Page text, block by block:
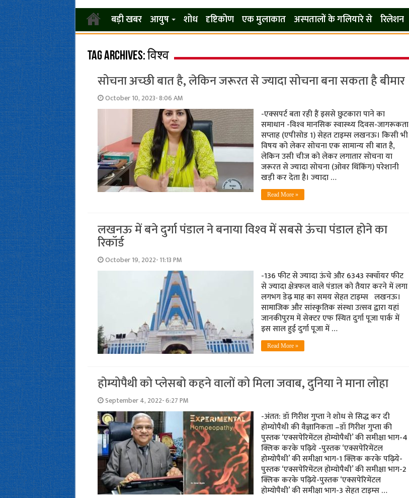
बड़ी खबर आयुष शोध दृष्टिकोण एक मुलाकात अस्पतालों के गलियारे से रिलेशन
Tag Archives:विश्व
सोचना अच्‍छी बात है, लेकिन जरूरत से ज्‍यादा सोचना बना सकता है बीमार
October 10, 2023- 8:06 AM
-एक्‍सपर्ट बता रही हैं इससे छुटकारा पाने का
समाधान -विश्‍व मानसिक स्‍वास्‍थ्‍य दिवस-जागरूकता
सप्‍ताह (एपीसोड 1) सेहत टाइम्‍स लखनऊ। किसी भी
विषय को लेकर सोचना एक सामान्‍य सी बात है,
लेकिन उसी चीज को लेकर लगातार सोचना या
जरूरत से ज्‍यादा सोचना (ओवर थिंकिंग) परेशानी
खड़ी कर देता है। ज्‍यादा …
Read More »
लखनऊ में बने दुर्गा पंडाल ने बनाया विश्‍व में सबसे ऊंचा पंडाल होने का
रिकॉर्ड
October 19, 2022- 11:13 PM
-136 फीट से ज्‍यादा ऊंचे और 6343 स्‍क्‍वॉयर फीट
से ज्‍यादा क्षेत्रफल वाले पंडाल को तैयार करने में लगा
लगभग डेढ़ माह का समय सेहत टाइम्‍स लखनऊ।
सामाजिक और सांस्‍कृतिक संस्‍था उत्‍सव द्वारा यहां
जानकीपुरम में सेक्‍टर एफ स्थित दुर्गा पूजा पार्क में
इस साल हुई दुर्गा पूजा में …
Read More »
होम्‍योपैथी को प्‍लेसबो कहने वालों को मिला जवाब, दुनिया ने माना लोहा
September 4, 2022- 6:27 PM
-अंतत: डॉ गिरीश गुप्‍ता ने शोध से सिद्ध कर दी
होम्‍योपैथी की वैज्ञानिकता –डॉ गिरीश गुप्‍ता की
पुस्‍तक ‘एक्सपेरिमेंटल होम्योपैथी’ की समीक्षा भाग-4
क्लिक करके पढ़ि‍ये -पुस्‍तक ‘एक्सपेरिमेंटल
होम्योपैथी’ की समीक्षा भाग-1 क्लिक करके पढ़ि‍ये-
पुस्‍तक ‘एक्सपेरिमेंटल होम्योपैथी’ की समीक्षा भाग-2
क्लिक करके पढ़ि‍ये-पुस्‍तक ‘एक्सपेरिमेंटल
होम्योपैथी’ की समीक्षा भाग-3 सेहत टाइम्‍स …